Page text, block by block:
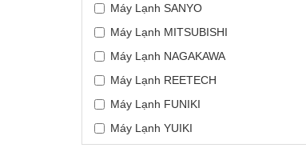
Máy Lạnh SANYO
Máy Lạnh MITSUBISHI
Máy Lạnh NAGAKAWA
Máy Lạnh REETECH
Máy Lạnh FUNIKI
Máy Lạnh YUIKI